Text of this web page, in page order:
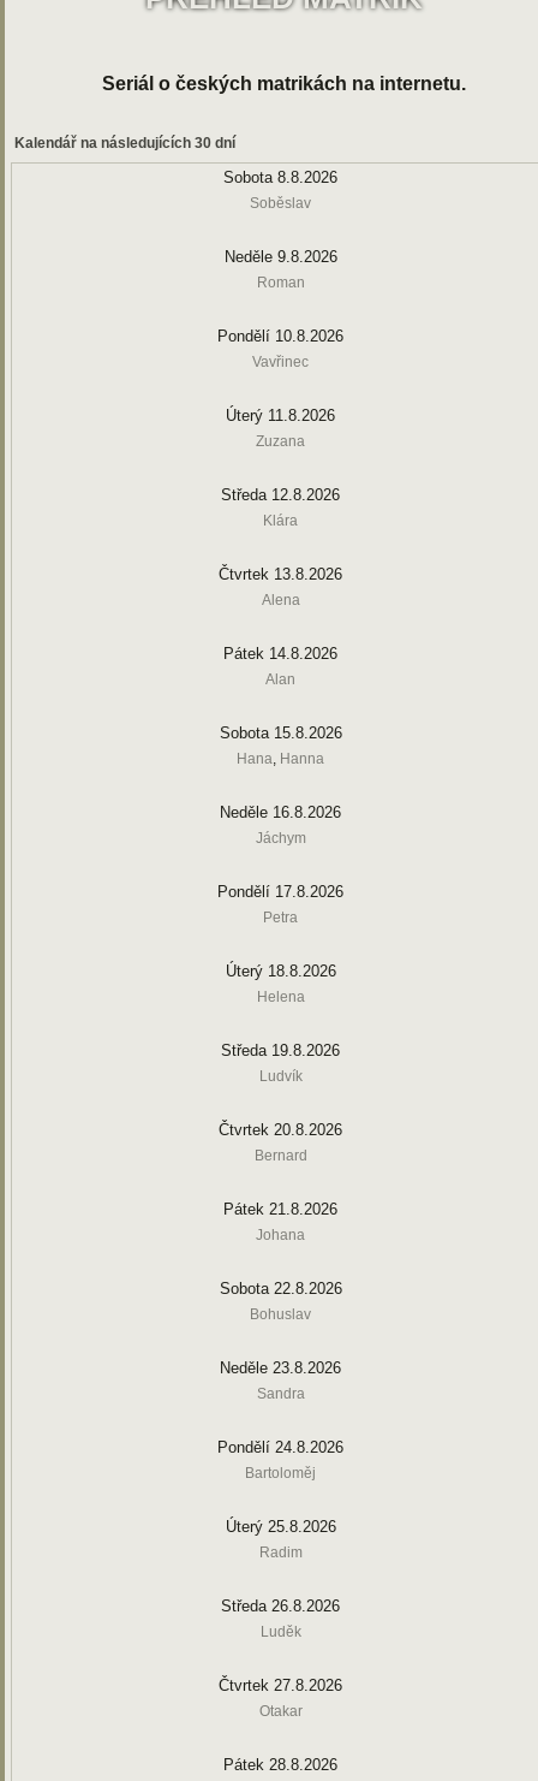
Seriál o českých matrikách na internetu.
Kalendář na následujících 30 dní
Sobota 8.8.2026
Soběslav
Neděle 9.8.2026
Roman
Pondělí 10.8.2026
Vavřinec
Úterý 11.8.2026
Zuzana
Středa 12.8.2026
Klára
Čtvrtek 13.8.2026
Alena
Pátek 14.8.2026
Alan
Sobota 15.8.2026
Hana, Hanna
Neděle 16.8.2026
Jáchym
Pondělí 17.8.2026
Petra
Úterý 18.8.2026
Helena
Středa 19.8.2026
Ludvík
Čtvrtek 20.8.2026
Bernard
Pátek 21.8.2026
Johana
Sobota 22.8.2026
Bohuslav
Neděle 23.8.2026
Sandra
Pondělí 24.8.2026
Bartoloměj
Úterý 25.8.2026
Radim
Středa 26.8.2026
Luděk
Čtvrtek 27.8.2026
Otakar
Pátek 28.8.2026